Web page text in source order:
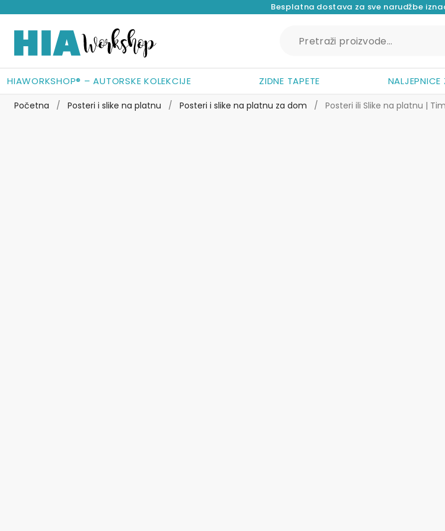
Besplatna dostava za sve narudžbe
HIAWORKSHOP® – AUTORSKE KOLEKCIJE ZIDNE TAPETE NALJEPNICE
Preskoči
na
navigaciju
Skoči
do
sadržaja
Početna / Posteri i slike na platnu / Posteri i slike na platnu za dom / Posteri ili Slike na platnu |